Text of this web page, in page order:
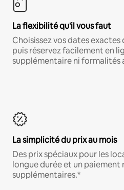
La flexibilité qu'il vous faut
Choisissez vos dates
puis réservez facilement en
supplémentaire ni formalités
La simplicité du prix au mois
Des prix spéciaux pour les
longue durée et un paiement
supplémentaires.*